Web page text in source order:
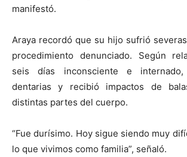
manifestó.
Araya recordó que su hijo sufrió
procedimiento denunciado. Según
seis días inconsciente e
dentarias y recibió impactos de
distintas partes del cuerpo.
“Fue durísimo. Hoy sigue siendo muy
lo que vivimos como familia”, señaló.